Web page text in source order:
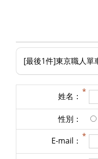
[最後1件]東京職人單
姓名：
性別：
E-mail：